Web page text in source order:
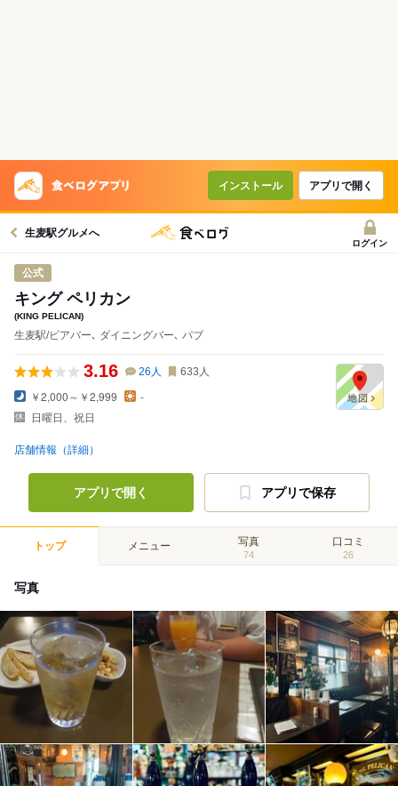
インストール アプリで開く
生麦駅グルメへ
ログイン
公式
キング ペリカン
(KING PELICAN)
生麦駅/ビアバー､ ダイニングバー､ パブ
3.16 26 人 633 人
￥2,000～￥2,999
-
日曜日、祝日
店舗情報（詳細）
アプリで開く アプリで保存
トップ メニュー 写真
74
口コミ
26
写真